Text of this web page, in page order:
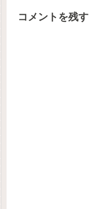
コメントを残す